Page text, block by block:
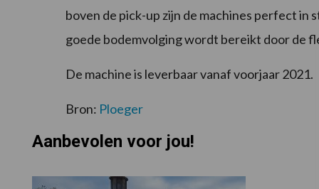
boven de pick-up zijn de machines perfect in
goede bodemvolging wordt bereikt door de
De machine is leverbaar vanaf voorjaar 2021.
Bron: Ploeger
Aanbevolen voor jou!